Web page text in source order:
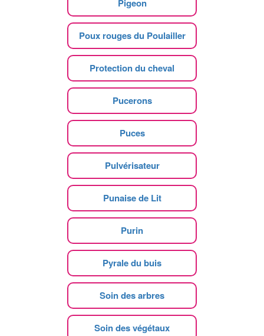
Pigeon
Poux rouges du Poulailler
Protection du cheval
Pucerons
Puces
Pulvérisateur
Punaise de Lit
Purin
Pyrale du buis
Soin des arbres
Soin des végétaux